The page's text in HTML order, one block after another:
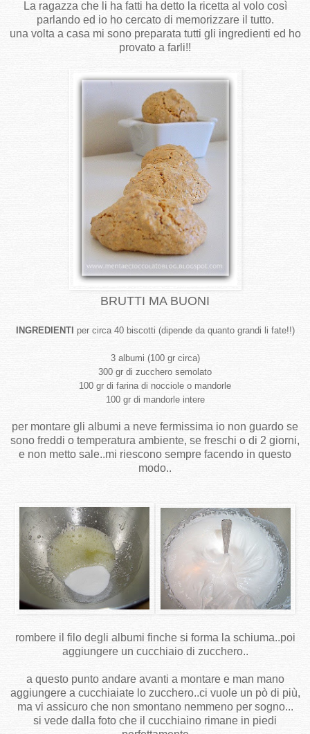
La ragazza che li ha fatti ha detto la ricetta al volo così
parlando ed io ho cercato di memorizzare il tutto.
una volta a casa mi sono preparata tutti gli ingredienti ed ho
provato a farli!!
BRUTTI MA BUONI
INGREDIENTI per circa 40 biscotti (dipende da quanto grandi li fate!!)
3 albumi (100 gr circa)
300 gr di zucchero semolato
100 gr di farina di nocciole o mandorle
100 gr di mandorle intere
per montare gli albumi a neve fermissima io non guardo se
sono freddi o temperatura ambiente, se freschi o di 2 giorni,
e non metto sale..mi riescono sempre facendo in questo
modo..
rombere il filo degli albumi finche si forma la schiuma..poi
aggiungere un cucchiaio di zucchero..
a questo punto andare avanti a montare e man mano
aggiungere a cucchiaiate lo zucchero..ci vuole un pò di più,
ma vi assicuro che non smontano nemmeno per sogno...
si vede dalla foto che il cucchiaino rimane in piedi